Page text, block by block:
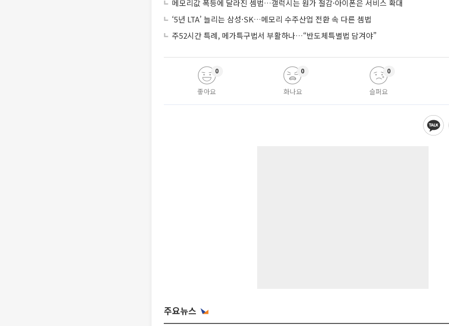
메모리값 폭등에 달라진 셈법…갤럭시는 원가 절감·아이폰은 서비스 확대
‘5년 LTA’ 늘리는 삼성·SK…메모리 수주산업 전환 속 다른 셈법
주52시간 특례, 메가특구법서 부활하나…“반도체특별법 담겨야”
좋아요
0
화나요
0
슬퍼요
0
주요뉴스